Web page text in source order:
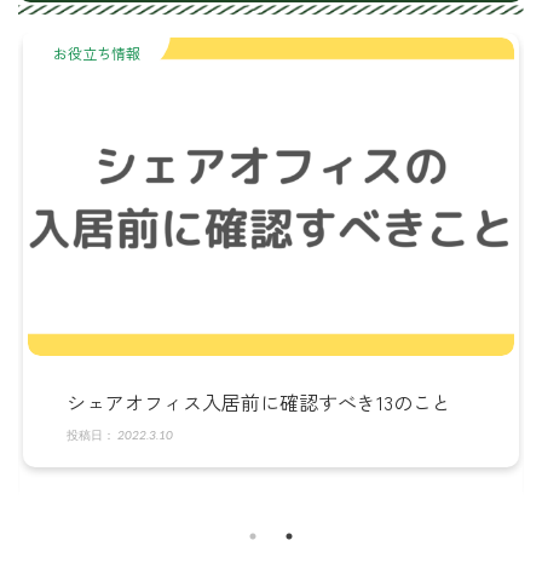
お役立ち情報
レンタルオフィス・シェアオフィスとは？選び
方やメリット・デメリットも徹底解説